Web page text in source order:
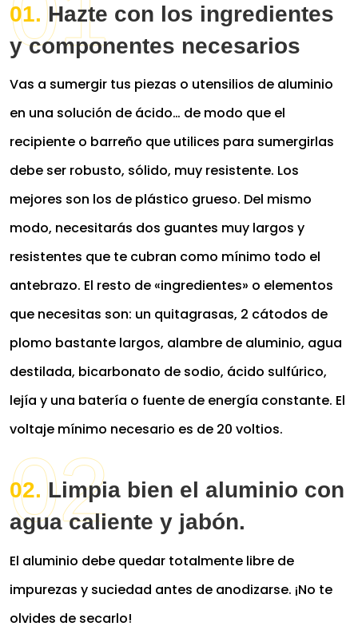
Hazte con los ingredientes
y componentes necesarios
Vas a sumergir tus piezas o utensilios de aluminio
en una solución de ácido… de modo que el
recipiente o barreño que utilices para sumergirlas
debe ser robusto, sólido, muy resistente. Los
mejores son los de plástico grueso. Del mismo
modo, necesitarás dos guantes muy largos y
resistentes que te cubran como mínimo todo el
antebrazo. El resto de «ingredientes» o elementos
que necesitas son: un quitagrasas, 2 cátodos de
plomo bastante largos, alambre de aluminio, agua
destilada, bicarbonato de sodio, ácido sulfúrico,
lejía y una batería o fuente de energía constante. El
voltaje mínimo necesario es de 20 voltios.
Limpia bien el aluminio con
agua caliente y jabón.
El aluminio debe quedar totalmente libre de
impurezas y suciedad antes de anodizarse. ¡No te
olvides de secarlo!